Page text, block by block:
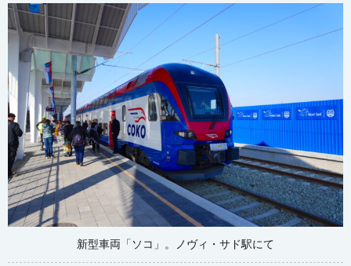
新型車両「ソコ」。ノヴィ・サド駅にて